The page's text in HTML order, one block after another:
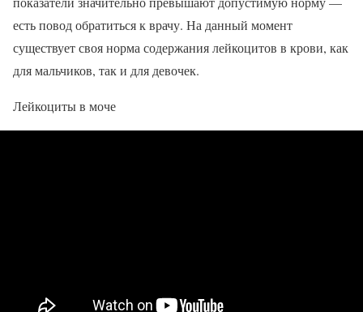
есть повод обратиться к врачу. На данный момент
существует своя норма содержания лейкоцитов в крови, как
для мальчиков, так и для девочек.
Лейкоциты в моче